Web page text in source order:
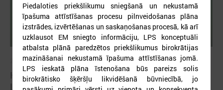
2026. gada 01. jūlijs
Komitejā diskutē par patvertņu problemātiku
Latvijā un iespējamiem risinājumiem
Piedaloties priekšlikumu sniegšanā un nekustamā
īpašuma attīstīšanas procesu pilnveidošanas plāna
izstrādes, izvērtēšanas un saskaņošanas procesā, kā arī
uzklausot EM sniegto informāciju, LPS konceptuāli
atbalsta plānā paredzētos priekšlikumus birokrātijas
mazināšanai nekustamā īpašuma attīstīšanas jomā.
LPS ieskatā plāna īstenošana būs pareizs solis
birokrātisko šķēršļu likvidēšanā būvniecībā, jo